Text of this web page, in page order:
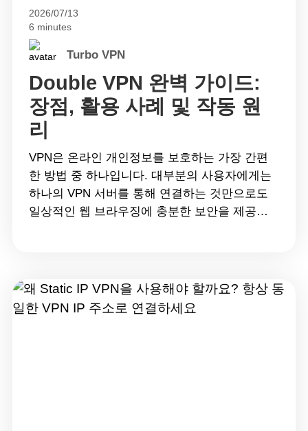
2026/07/13
6 minutes
Turbo VPN
Double VPN 완벽 가이드:
장점, 활용 사례 및 작동 원
리
VPN은 온라인 개인정보를 보호하는 가장 간편
한 방법 중 하나입니다. 대부분의 사용자에게는
하나의 VPN 서버를 통해 연결하는 것만으로도
일상적인 웹 브라우징에 충분한 보안을 제공합
이때 유용한 기능이 바로 Double VPN, 즉
MultiHop VPN입니다. MultiHop VPN은 인터넷